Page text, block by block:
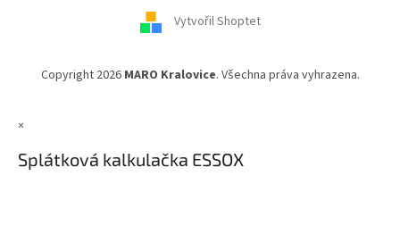
Vytvořil Shoptet
Copyright 2026 MARO Kralovice. Všechna práva vyhrazena.
×
Splátková kalkulačka ESSOX